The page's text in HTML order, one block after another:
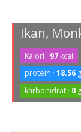
Ikan,
Kalori · 97 kcal
protein ·18.56 g
karbohidrat · 0 g